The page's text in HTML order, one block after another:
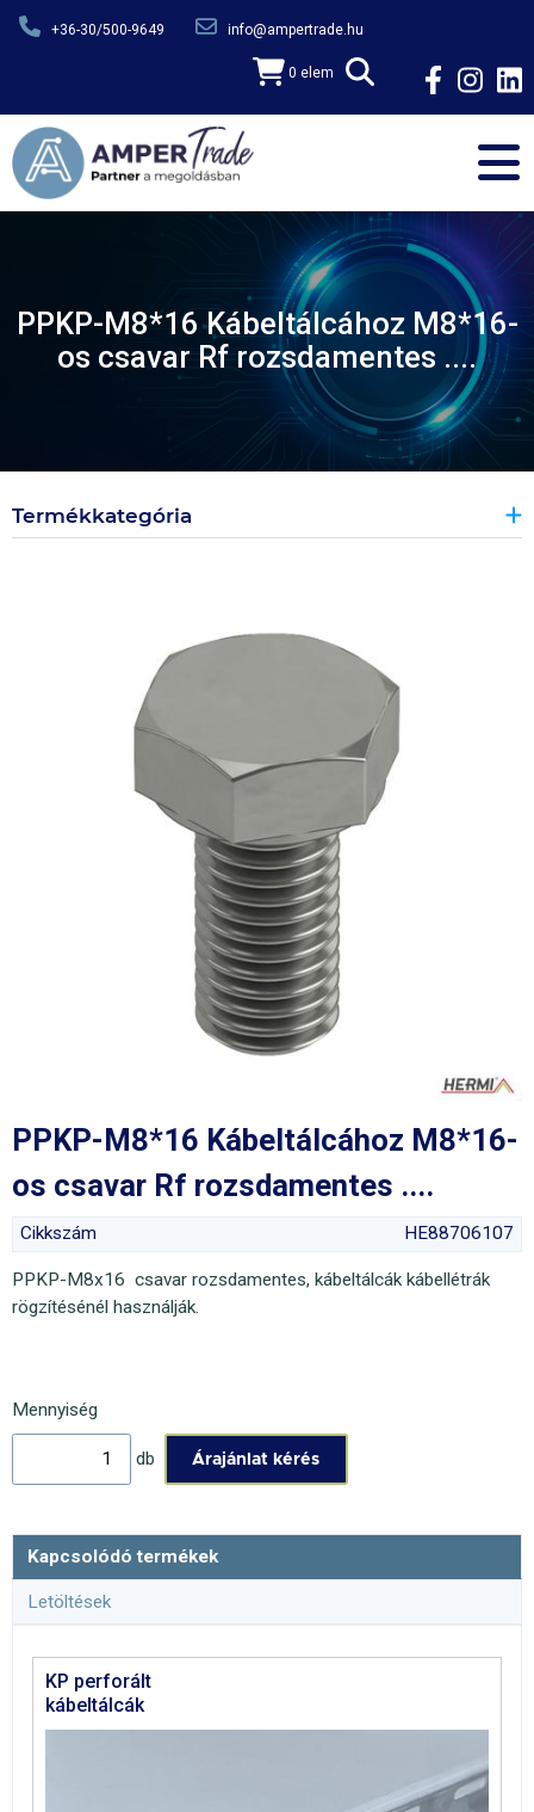
Ugrás a tartalomra
+36-30/500-9649 info@ampertrade.hu
0 elem
PPKP-M8*16 Kábeltálcához M8*16-
os csavar Rf rozsdamentes ....
Termékkategória
PPKP-M8*16 Kábeltálcához M8*16-
os csavar Rf rozsdamentes ....
Cikkszám HE88706107
PPKP-M8x16 csavar rozsdamentes, kábeltálcák kábellétrák
rögzítésénél használják.
Mennyiség
db
Kapcsolódó termékek
Letöltések
KP perforált
kábeltálcák